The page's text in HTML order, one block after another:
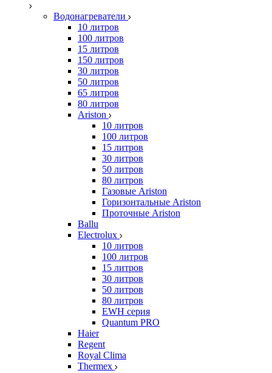
Водонагреватели
10 литров
100 литров
15 литров
150 литров
30 литров
50 литров
65 литров
80 литров
Ariston
10 литров
100 литров
15 литров
30 литров
50 литров
80 литров
Газовые Ariston
Горизонтальные Ariston
Проточные Ariston
Ballu
Electrolux
10 литров
100 литров
15 литров
30 литров
50 литров
80 литров
EWH серия
Quantum PRO
Haier
Regent
Royal Clima
Thermex